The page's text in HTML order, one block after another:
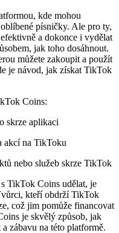
kde mohou
písničky. Ale pro ty,
a dokonce i vydělat
jak toho dosáhnout.
můžete zakoupit a použít
je návod, jak získat TikTok
Coins:
skrze aplikaci
akcí na TikToku
nebo služeb skrze TikTok
TikTok Coins udělat, je
kteří obdrží TikTok
což jim pomůže financovat
je skvělý způsob, jak
zábavu na této platformě.